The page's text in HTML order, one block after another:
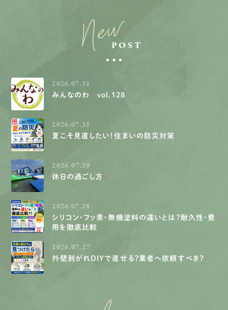
NewPOST
2026.07.31
みんなのわ vol.128
2026.07.31
夏こそ見直したい！住まいの防災対策
2026.07.29
休日の過ごし方
2026.07.28
シリコン・フッ素・無機塗料の違いとは？耐久性・費
用を徹底比較
2026.07.27
外壁剥がれDIYで直せる？業者へ依頼すべき？